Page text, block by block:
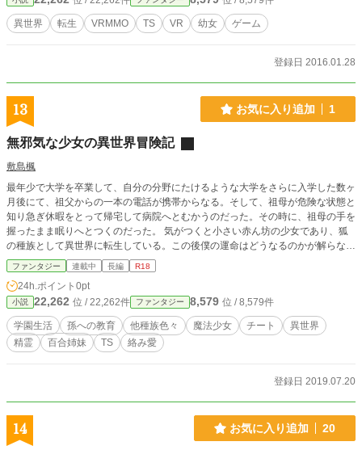
異世界 転生 VRMMO TS VR 幼女 ゲーム
登録日 2016.01.28
13 お気に入り追加 1
無邪気な少女の異世界冒険記
敷島楓
最年少で大学を卒業して、自分の分野にたけるような大学をさらに入学した数ヶ
月後にて、祖父からの一本の電話が携帯からなる。そして、祖母が危険な状態と
知り急ぎ休暇をとって帰宅して病院へとむかうのだった。その時に、祖母の手を
握ったまま眠りへとつくのだった。 気がつくと小さい赤ん坊の少女であり、狐
の種族として異世界に転生している。この後僕の運命はどうなるのかが解らない
が、新しい命なのだから頑張ろうと考える。 そして、ある日をいっかけにて、
数年の歳が過ぎた頃に学校に行ける事が解り学園を満喫しながら冒険をしていく
お話しです。 学園に通えるようになるには、人間で言えば七歳ですが、狐族の
為、十二歳で学校に通えるようになります。 学園で生活し、勉強や冒険者の知
識を学びながら仲間を作りわいわいする生活をしていくお話しです。
ファンタジー 連載中 長編 R18
24h.ポイント 0pt
小説 22,262 位 / 22,262件 ファンタジー 8,579 位 / 8,579件
学園生活 孫への教育 他種族色々 魔法少女 チート
異世界
精霊
百合姉妹 TS 絡み愛
登録日 2019.07.20
14 お気に入り追加 20